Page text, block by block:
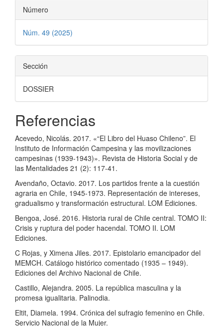
Número
Núm. 49 (2025)
Sección
DOSSIER
Referencias
Acevedo, Nicolás. 2017. «“El Libro del Huaso Chileno”. El
Instituto de Información Campesina y las movilizaciones
campesinas (1939-1943)». Revista de Historia Social y de
las Mentalidades 21 (2): 117-41.
Avendaño, Octavio. 2017. Los partidos frente a la cuestión
agraria en Chile, 1945-1973. Representación de intereses,
gradualismo y transformación estructural. LOM Ediciones.
Bengoa, José. 2016. Historia rural de Chile central. TOMO II:
Crisis y ruptura del poder hacendal. TOMO II. LOM
Ediciones.
C Rojas, y Ximena Jiles. 2017. Epistolario emancipador del
MEMCH. Catálogo histórico comentado (1935 – 1949).
Ediciones del Archivo Nacional de Chile.
Castillo, Alejandra. 2005. La república masculina y la
promesa igualitaria. Palinodia.
Eltit, Diamela. 1994. Crónica del sufragio femenino en Chile.
Servicio Nacional de la Mujer.